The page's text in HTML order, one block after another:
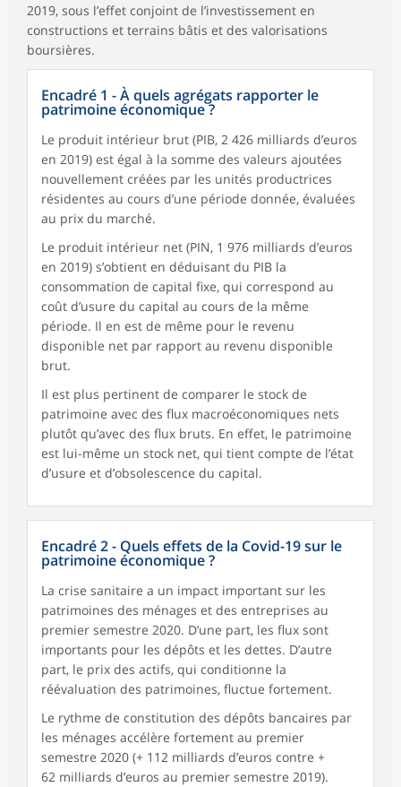
2019, sous l’effet conjoint de l’investissement en
constructions et terrains bâtis et des valorisations
boursières.
Encadré 1 - À quels agrégats rapporter le
patrimoine économique ?
Le produit intérieur brut (PIB, 2 426 milliards d’euros
en 2019) est égal à la somme des valeurs ajoutées
nouvellement créées par les unités productrices
résidentes au cours d’une période donnée, évaluées
au prix du marché.
Le produit intérieur net (PIN, 1 976 milliards d’euros
en 2019) s’obtient en déduisant du PIB la
consommation de capital fixe, qui correspond au
coût d’usure du capital au cours de la même
période. Il en est de même pour le revenu
disponible net par rapport au revenu disponible
brut.
Il est plus pertinent de comparer le stock de
patrimoine avec des flux macroéconomiques nets
plutôt qu’avec des flux bruts. En effet, le patrimoine
est lui-même un stock net, qui tient compte de l’état
d’usure et d’obsolescence du capital.
Encadré 2 - Quels effets de la Covid-19 sur le
patrimoine économique ?
La crise sanitaire a un impact important sur les
patrimoines des ménages et des entreprises au
premier semestre 2020. D’une part, les flux sont
importants pour les dépôts et les dettes. D’autre
part, le prix des actifs, qui conditionne la
réévaluation des patrimoines, fluctue fortement.
Le rythme de constitution des dépôts bancaires par
les ménages accélère fortement au premier
semestre 2020 (+ 112 milliards d’euros contre +
62 milliards d’euros au premier semestre 2019).